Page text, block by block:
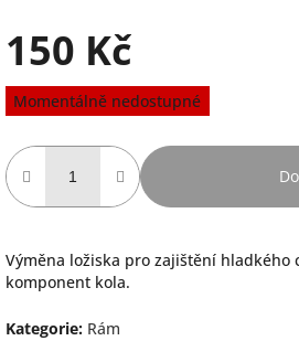
150 Kč
Měrná
cena:
Momentálně nedostupné
Výměna ložiska pro zajištění hladkého
komponent kola.
Kategorie: Rám